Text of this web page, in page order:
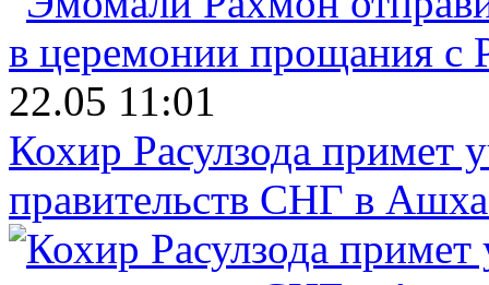
22.05 11:01
Кохир Расулзода примет
правительств СНГ в